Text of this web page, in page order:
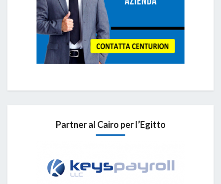
Partner al Cairo per l’Egitto